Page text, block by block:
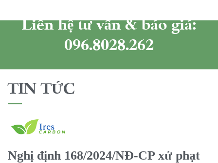
Liên hệ tư vấn & báo giá:
096.8028.262
TIN TỨC
Nghị định 168/2024/NĐ-CP xử phạt